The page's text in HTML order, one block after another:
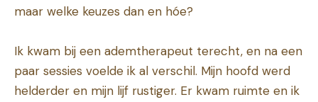
maar welke keuzes dan en hóe?
Ik kwam bij een ademtherapeut terecht, en na een
paar sessies voelde ik al verschil. Mijn hoofd werd
helderder en mijn lijf rustiger. Er kwam ruimte en ik